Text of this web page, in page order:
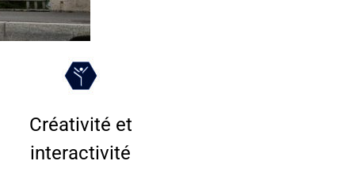
Créativité et
interactivité